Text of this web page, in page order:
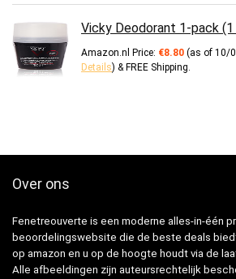
Vicky Deodorant 1-pack
Amazon.nl Price: €8.80 (as of 10/
Details) & FREE Shipping.
Over ons
Fenetreouverte is een moderne alles-in-één
beoordelingswebsite die de beste deals
op amazon en u op de hoogte houdt via de
Alle afbeeldingen zijn auteursrechtelijk